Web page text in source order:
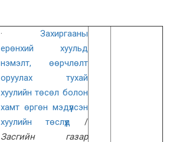
· Захиргааны
ерөнхий хуульд
нэмэлт, өөрчлөлт
оруулах тухай
хуулийн төсөл болон
хамт өргөн мэдүүлсэн
хуулийн төслүүд /
Засгийн газар